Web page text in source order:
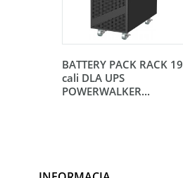
BATTERY PACK RACK 19
cali DLA UPS
POWERWALKER...